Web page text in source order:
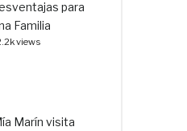
para
Familia
views
Marín visita